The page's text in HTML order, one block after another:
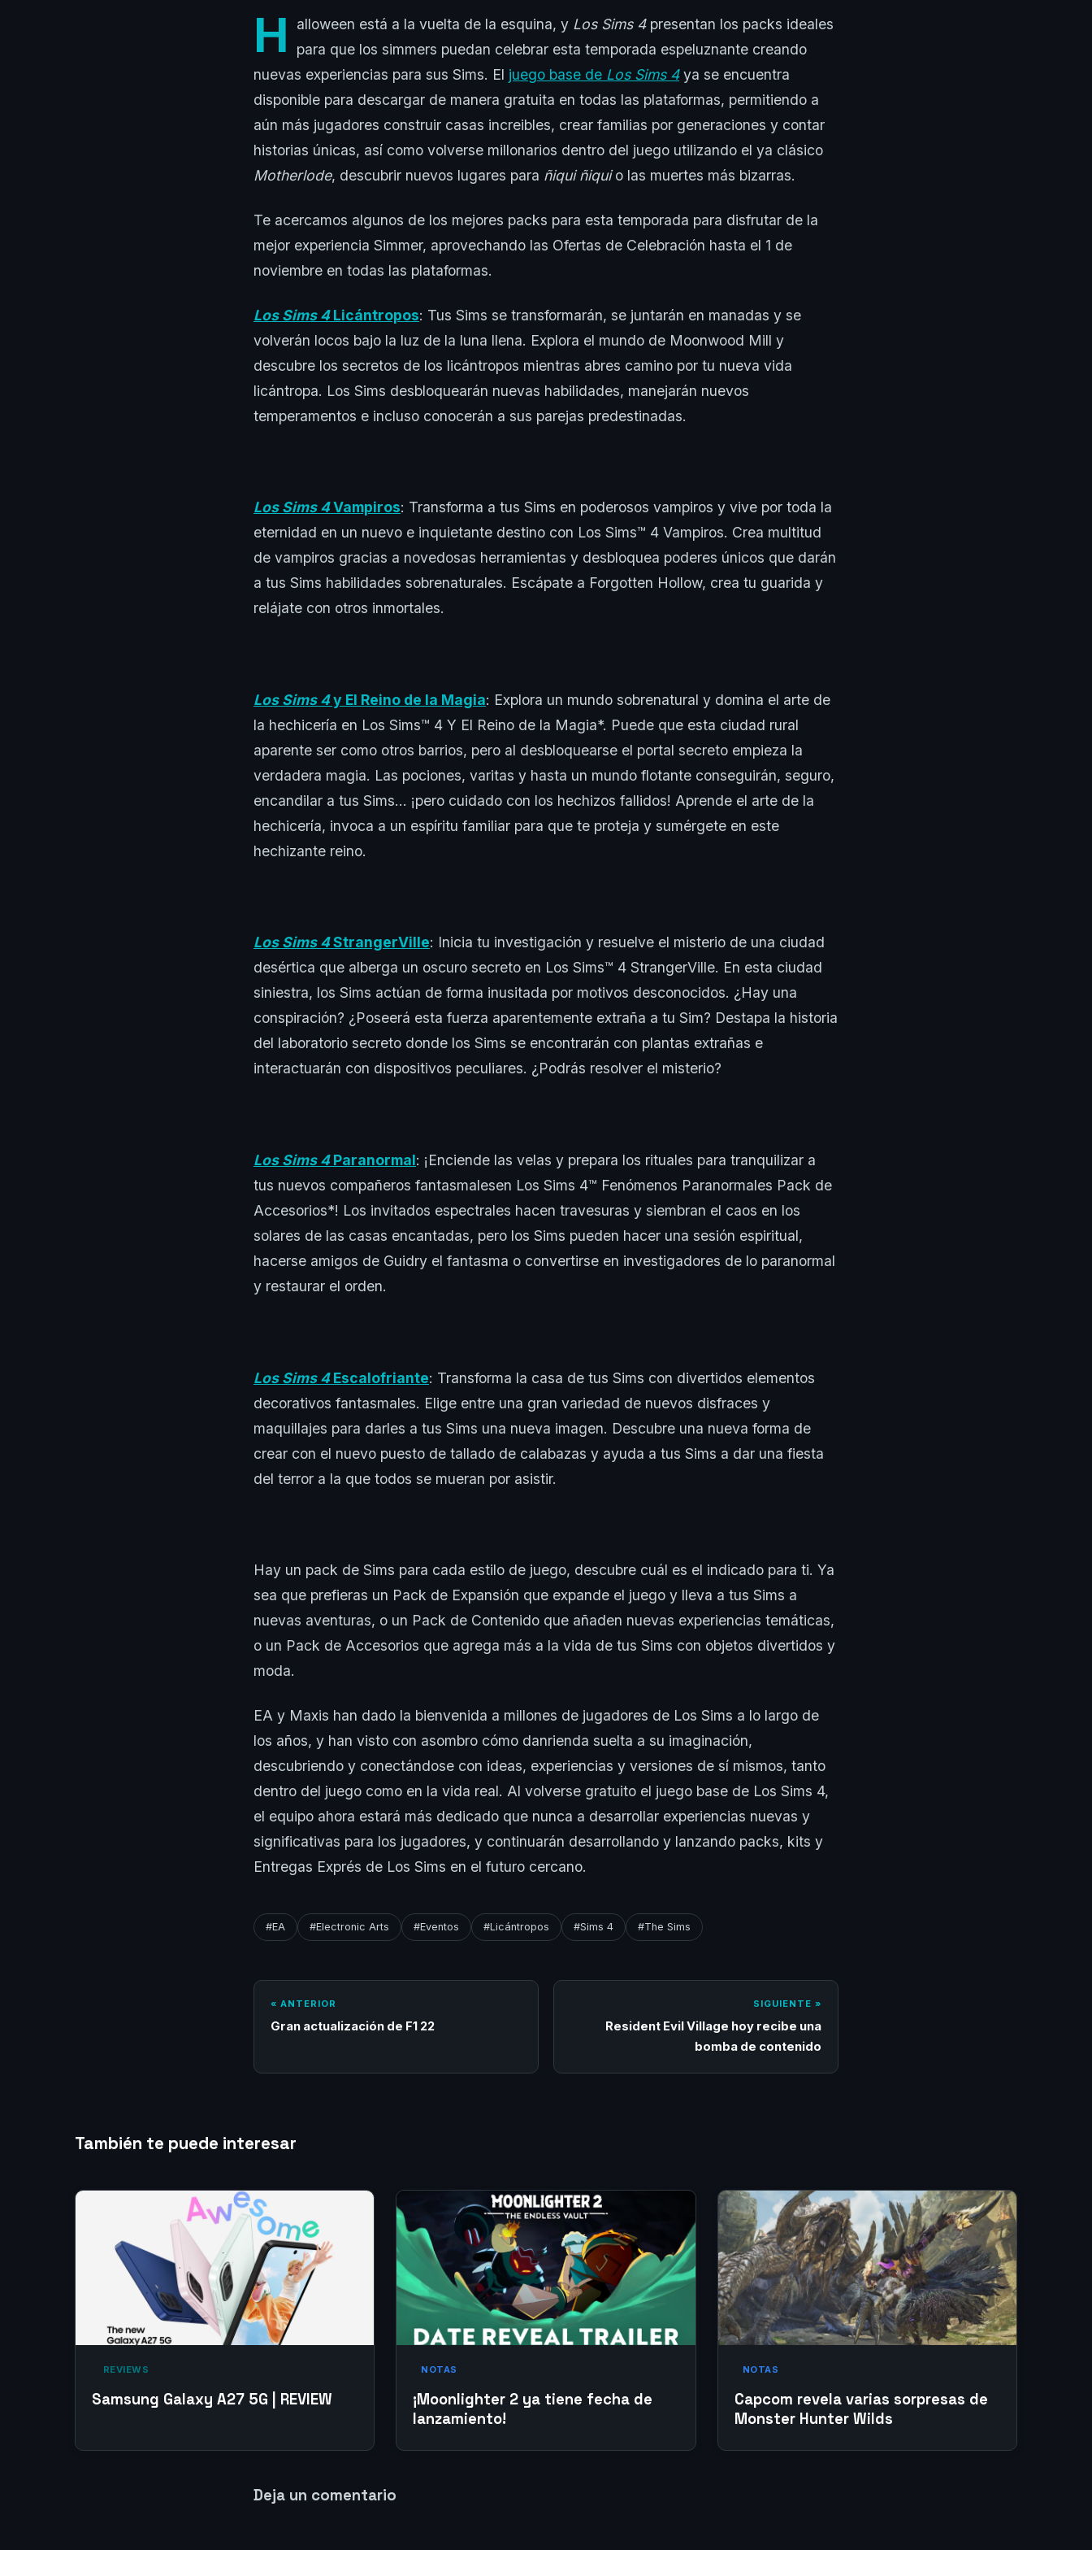
H alloween está a la vuelta de la esquina, y Los Sims 4presentan los packs ideales
para que los simmers puedan celebrar esta temporada espeluznante creando
nuevas experiencias para sus Sims. El juego base de Los Sims 4ya se encuentra
disponible para descargar de manera gratuita en todas las plataformas, permitiendo a
aún más jugadores construir casas increibles, crear familias por generaciones y contar
historias únicas, así como volverse millonarios dentro del juego utilizando el ya clásico
Motherlode, descubrir nuevos lugares para ñiqui ñiquio las muertes más bizarras.
Te acercamos algunos de los mejores packs para esta temporada para disfrutar de la
mejor experiencia Simmer, aprovechando las Ofertas de Celebración hasta el 1 de
noviembre en todas las plataformas.
Los Sims 4Licántropos: Tus Sims se transformarán, se juntarán en manadas y se
volverán locos bajo la luz de la luna llena. Explora el mundo de Moonwood Mill y
descubre los secretos de los licántropos mientras abres camino por tu nueva vida
licántropa. Los Sims desbloquearán nuevas habilidades, manejarán nuevos
temperamentos e incluso conocerán a sus parejas predestinadas.
Los Sims 4Vampiros: Transforma a tus Sims en poderosos vampiros y vive por toda la
eternidad en un nuevo e inquietante destino con Los Sims™ 4 Vampiros. Crea multitud
de vampiros gracias a novedosas herramientas y desbloquea poderes únicos que darán
a tus Sims habilidades sobrenaturales. Escápate a Forgotten Hollow, crea tu guarida y
relájate con otros inmortales.
Los Sims 4y El Reino de la Magia: Explora un mundo sobrenatural y domina el arte de
la hechicería en Los Sims™ 4 Y El Reino de la Magia*. Puede que esta ciudad rural
aparente ser como otros barrios, pero al desbloquearse el portal secreto empieza la
verdadera magia. Las pociones, varitas y hasta un mundo flotante conseguirán, seguro,
encandilar a tus Sims… ¡pero cuidado con los hechizos fallidos! Aprende el arte de la
hechicería, invoca a un espíritu familiar para que te proteja y sumérgete en este
hechizante reino.
Los Sims 4StrangerVille: Inicia tu investigación y resuelve el misterio de una ciudad
desértica que alberga un oscuro secreto en Los Sims™ 4 StrangerVille. En esta ciudad
siniestra, los Sims actúan de forma inusitada por motivos desconocidos. ¿Hay una
conspiración? ¿Poseerá esta fuerza aparentemente extraña a tu Sim? Destapa la historia
del laboratorio secreto donde los Sims se encontrarán con plantas extrañas e
interactuarán con dispositivos peculiares. ¿Podrás resolver el misterio?
Los Sims 4Paranormal: ¡Enciende las velas y prepara los rituales para tranquilizar a
tus nuevos compañeros fantasmalesen Los Sims 4™ Fenómenos Paranormales Pack de
Accesorios*! Los invitados espectrales hacen travesuras y siembran el caos en los
solares de las casas encantadas, pero los Sims pueden hacer una sesión espiritual,
hacerse amigos de Guidry el fantasma o convertirse en investigadores de lo paranormal
y restaurar el orden.
Los Sims 4Escalofriante: Transforma la casa de tus Sims con divertidos elementos
decorativos fantasmales. Elige entre una gran variedad de nuevos disfraces y
maquillajes para darles a tus Sims una nueva imagen. Descubre una nueva forma de
crear con el nuevo puesto de tallado de calabazas y ayuda a tus Sims a dar una fiesta
del terror a la que todos se mueran por asistir.
Hay un pack de Sims para cada estilo de juego, descubre cuál es el indicado para ti. Ya
sea que prefieras un Pack de Expansión que expande el juego y lleva a tus Sims a
nuevas aventuras, o un Pack de Contenido que añaden nuevas experiencias temáticas,
o un Pack de Accesorios que agrega más a la vida de tus Sims con objetos divertidos y
moda.
EA y Maxis han dado la bienvenida a millones de jugadores de Los Sims a lo largo de
los años, y han visto con asombro cómo danrienda suelta a su imaginación,
descubriendo y conectándose con ideas, experiencias y versiones de sí mismos, tanto
dentro del juego como en la vida real. Al volverse gratuito el juego base de Los Sims 4,
el equipo ahora estará más dedicado que nunca a desarrollar experiencias nuevas y
significativas para los jugadores, y continuarán desarrollando y lanzando packs, kits y
Entregas Exprés de Los Sims en el futuro cercano.
#EA #Electronic Arts #Eventos #Licántropos #Sims 4 #The Sims
« ANTERIOR
Gran actualización de F1 22
SIGUIENTE »
Resident Evil Village hoy recibe una
bomba de contenido
También te puede interesar
‎ REVIEWS‎
Samsung Galaxy A27 5G | REVIEW
NOTAS
¡Moonlighter 2 ya tiene fecha de
lanzamiento!
NOTAS
Capcom revela varias sorpresas de
Monster Hunter Wilds
Deja un comentario